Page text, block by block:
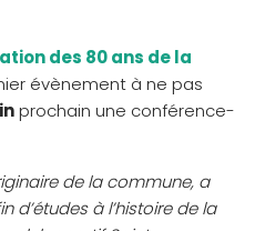
des 80 ans de la
évènement à ne pas
prochain une conférence-
de la commune, a
d’études à l’histoire de la